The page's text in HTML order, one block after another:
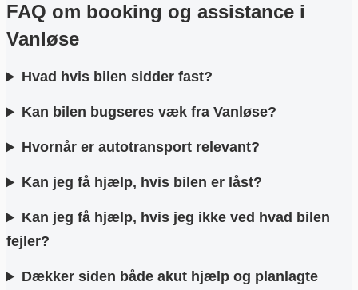
FAQ om booking og assistance i
Vanløse
Hvad hvis bilen sidder fast?
Kan bilen bugseres væk fra Vanløse?
Hvornår er autotransport relevant?
Kan jeg få hjælp, hvis bilen er låst?
Kan jeg få hjælp, hvis jeg ikke ved hvad bilen
fejler?
Dækker siden både akut hjælp og planlagte